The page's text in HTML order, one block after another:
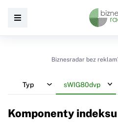
Biznesradar bez
Typ sWIG80dvp
Komponenty indeksu